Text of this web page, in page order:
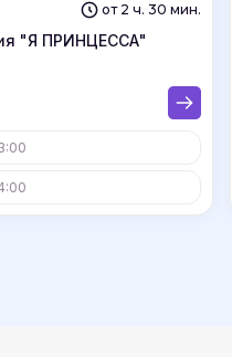
от 2 ч. 30 мин.
"Я ПРИНЦЕССА"